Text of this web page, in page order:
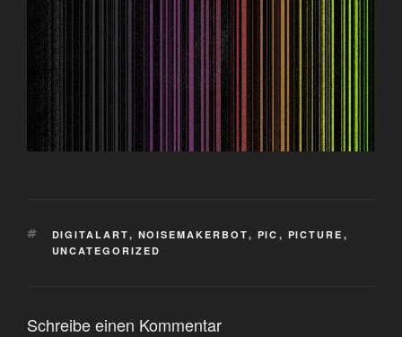
SCHLAGWÖRTER
DIGITALART, NOISEMAKERBOT, PIC , PICTURE ,
UNCATEGORIZED
Schreibe einen Kommentar